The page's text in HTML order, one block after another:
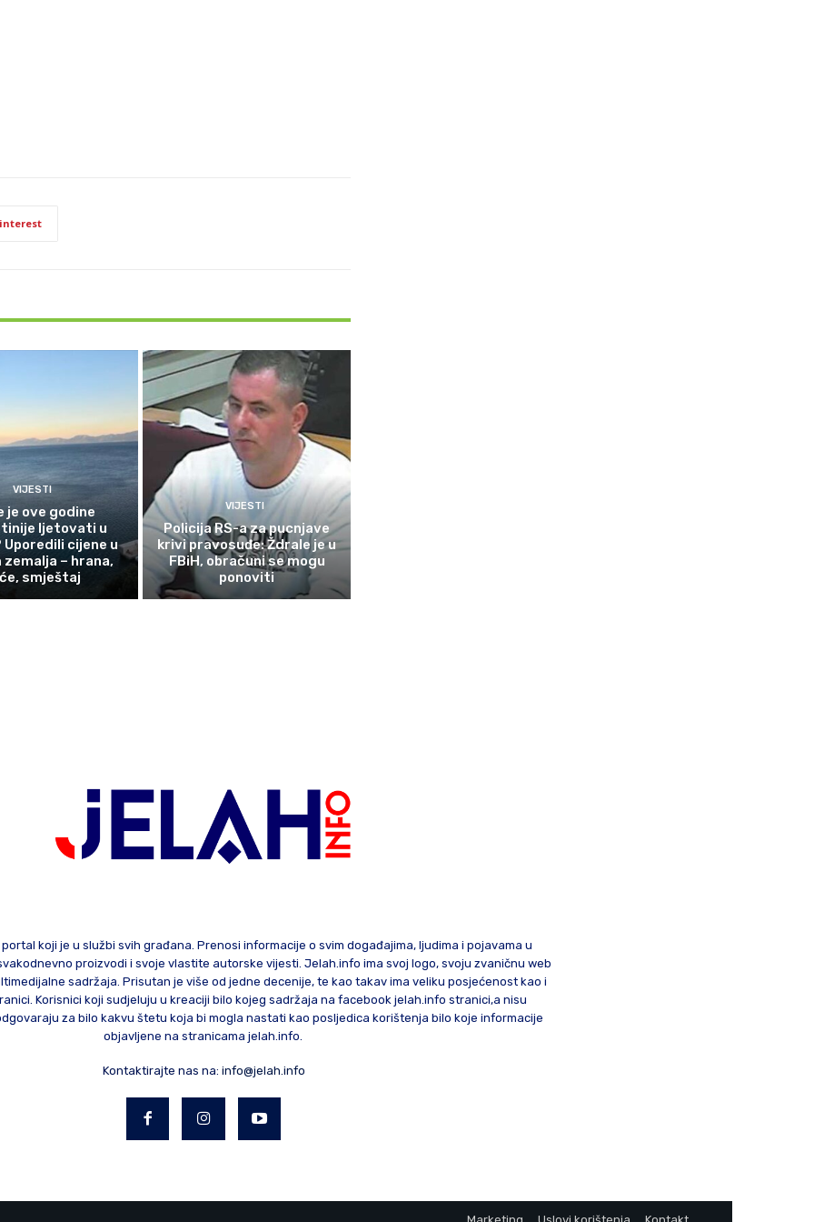
VIJESTI
je ove godine
ljetovati u
Uporedili cijene u
zemalja – hrana,
smještaj
VIJESTI
Policija RS-a za pucnjave
krivi pravosuđe: Ždrale je u
FBiH, obračuni se mogu
ponoviti
koji je u službi svih građana. Prenosi informacije o svim događajima, ljudima i pojavama u
proizvodi i svoje vlastite autorske vijesti. Jelah.info ima svoj logo, svoju zvaničnu web
sadržaja. Prisutan je više od jedne decenije, te kao takav ima veliku posjećenost kao i
Korisnici koji sudjeluju u kreaciji bilo kojeg sadržaja na facebook jelah.info stranici,a nisu
za bilo kakvu štetu koja bi mogla nastati kao posljedica korištenja bilo koje informacije
objavljene na stranicama jelah.info.
Kontaktirajte nas na: info@jelah.info